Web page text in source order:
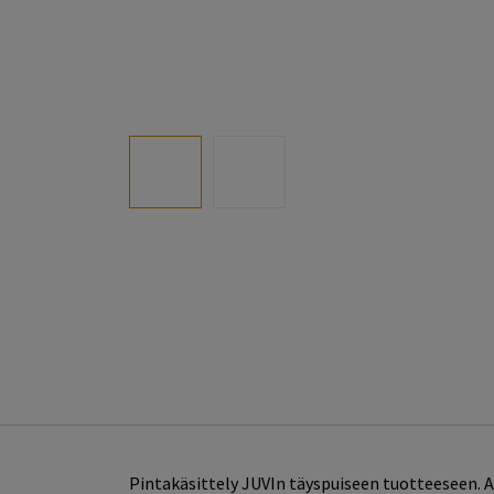
Pintakäsittely JUVIn täyspuiseen